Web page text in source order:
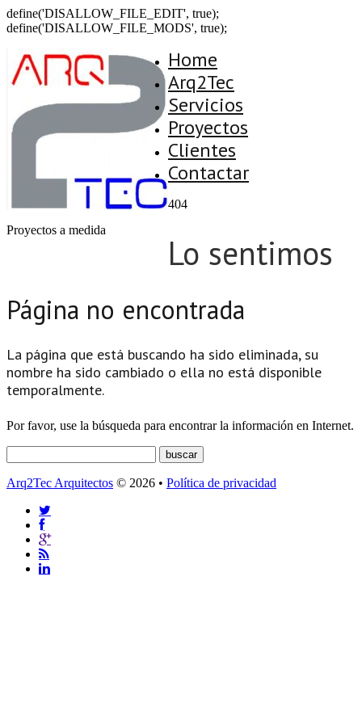
define('DISALLOW_FILE_EDIT', true);
define('DISALLOW_FILE_MODS', true);
Proyectos a medida
Home
Arq2Tec
Servicios
Proyectos
Clientes
Contactar
404
Lo sentimos
Página no encontrada
La página que está buscando ha sido eliminada, su
nombre ha sido cambiado o ella no está disponible
temporalmente.
Por favor, use la búsqueda para encontrar la información en Internet.
Arq2Tec Arquitectos © 2026 • Política de privacidad